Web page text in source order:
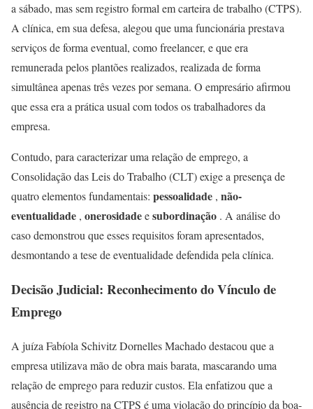
a sábado, mas sem registro formal em carteira de trabalho (CTPS).
A clínica, em sua defesa, alegou que uma funcionária prestava
serviços de forma eventual, como freelancer, e que era
remunerada pelos plantões realizados, realizada de forma
simultânea apenas três vezes por semana. O empresário afirmou
que essa era a prática usual com todos os trabalhadores da
empresa.
Contudo, para caracterizar uma relação de emprego, a
Consolidação das Leis do Trabalho (CLT) exige a presença de
quatro elementos fundamentais: pessoalidade , não-
eventualidade , onerosidadeesubordinação . A análise do
caso demonstrou que esses requisitos foram apresentados,
desmontando a tese de eventualidade defendida pela clínica.
Decisão Judicial: Reconhecimento do Vínculo de
Emprego
A juíza Fabíola Schivitz Dornelles Machado destacou que a
empresa utilizava mão de obra mais barata, mascarando uma
relação de emprego para reduzir custos. Ela enfatizou que a
ausência de registro na CTPS é uma violação do princípio da boa-